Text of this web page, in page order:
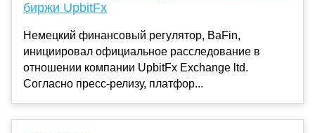
биржи UpbitFx
Немецкий финансовый регулятор, BaFin,
инициировал официальное расследование в
отношении компании UpbitFx Exchange ltd.
Согласно пресс-релизу, платфор...